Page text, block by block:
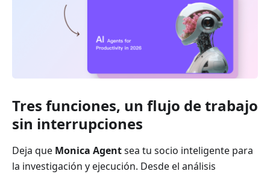
Tres funciones, un flujo de trabajo
sin interrupciones
Deja que Monica Agentsea tu socio inteligente para
la investigación y ejecución. Desde el análisis